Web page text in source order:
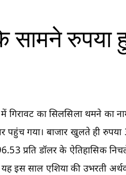
सामने रुपया
गिरावट का सिलसिला थमने का
पहुंच गया। बाजार खुलते ही
प्रति डॉलर के ऐतिहासिक
इस साल एशिया की उभरती